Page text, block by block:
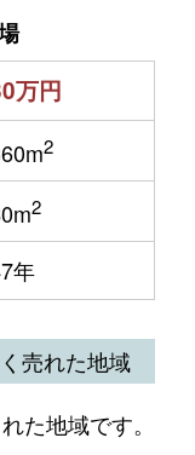
万円
2
2
年
売れた地域
た地域です。